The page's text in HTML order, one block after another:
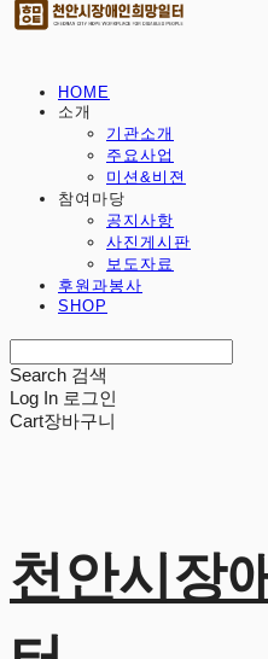
HOME
소개
기관소개
주요사업
미션&비젼
참여마당
공지사항
사진게시판
보도자료
후원과봉사
SHOP
Search 검색
Log In 로그인
Cart장바구니
천안시장